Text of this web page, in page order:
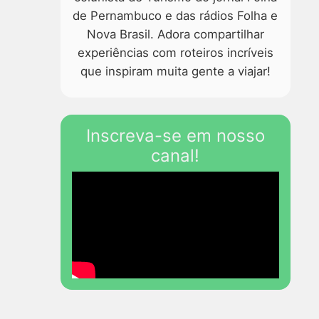
de Pernambuco e das rádios Folha e
Nova Brasil. Adora compartilhar
experiências com roteiros incríveis
que inspiram muita gente a viajar!
Inscreva-se em nosso
canal!